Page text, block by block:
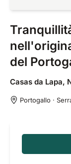
del
Casas da Lapa,
Portogallo ·